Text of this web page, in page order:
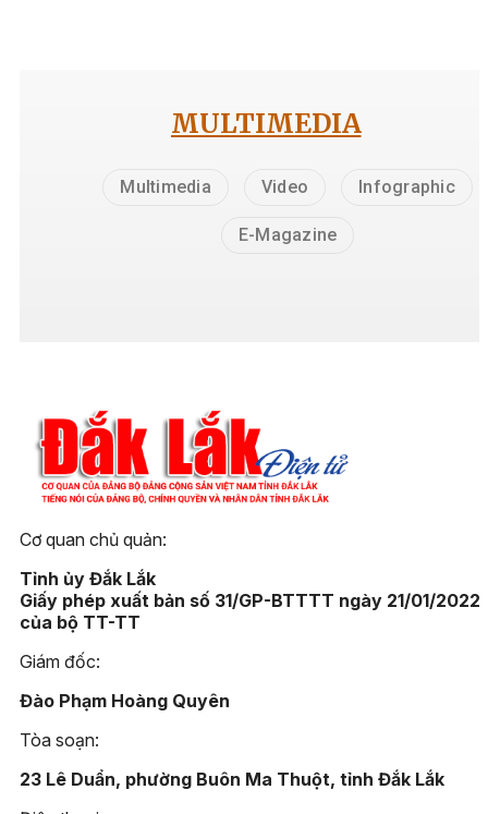
MULTIMEDIA
Multimedia Video Infographic
E-Magazine
Cơ quan chủ quản:
Tỉnh ủy Đắk Lắk
Giấy phép xuất bản số 31/GP-BTTTT ngày 21/01/2022
của bộ TT-TT
Giám đốc:
Đào Phạm Hoàng Quyên
Tòa soạn:
23 Lê Duẩn, phường Buôn Ma Thuột, tỉnh Đắk Lắk